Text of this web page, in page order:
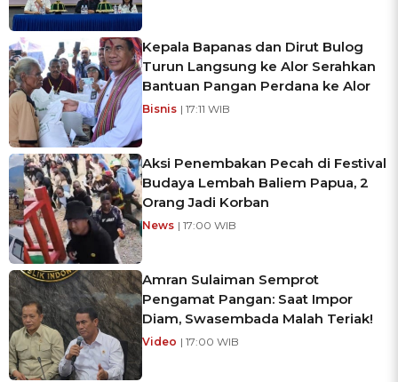
Kepala Bapanas dan Dirut Bulog
Turun Langsung ke Alor Serahkan
Bantuan Pangan Perdana ke Alor
Bisnis | 17:11 WIB
Aksi Penembakan Pecah di Festival
Budaya Lembah Baliem Papua, 2
Orang Jadi Korban
News | 17:00 WIB
Amran Sulaiman Semprot
Pengamat Pangan: Saat Impor
Diam, Swasembada Malah Teriak!
Video | 17:00 WIB